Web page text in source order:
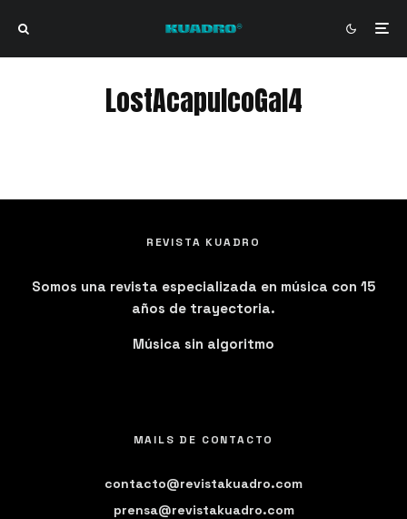
LostAcapulcoGal4
REVISTA KUADRO
Somos una revista especializada en música con 15
años de trayectoria.
Música sin algoritmo
MAILS DE CONTACTO
contacto@revistakuadro.com
prensa@revistakuadro.com